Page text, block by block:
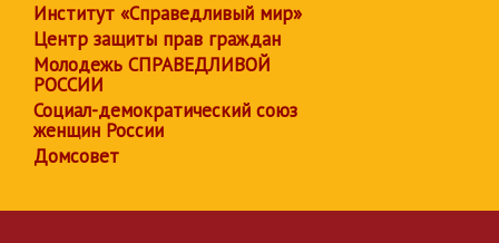
Институт «Справедливый мир»
Центр защиты прав граждан
Молодежь СПРАВЕДЛИВОЙ
РОССИИ
Социал-демократический союз
женщин России
Домсовет